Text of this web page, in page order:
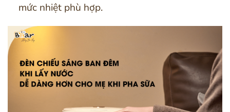
mức nhiệt phù hợp.